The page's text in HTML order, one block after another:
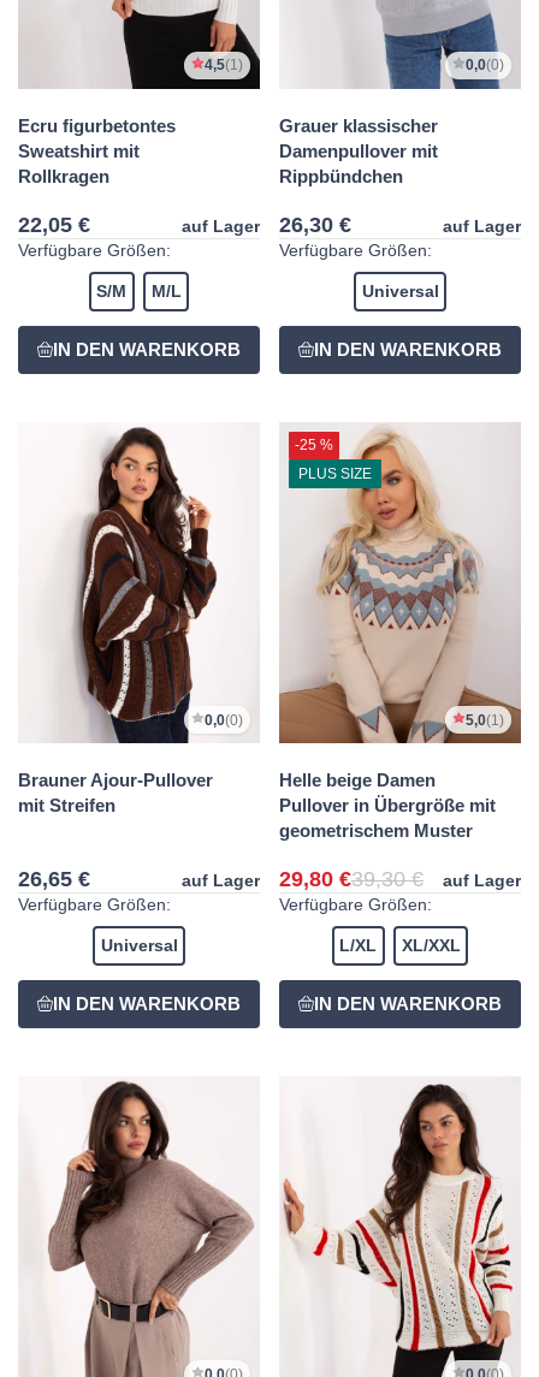
4,5(1)
Ecru figurbetontes
Sweatshirt mit
Rollkragen
22,05 €
auf Lager
Verfügbare Größen:
S/M M/L
0,0(0)
Grauer klassischer
Damenpullover mit
Rippbündchen
26,30 €
auf Lager
Verfügbare Größen:
Universal
0,0(0)
Brauner Ajour-Pullover
mit Streifen
26,65 €
auf Lager
Verfügbare Größen:
Universal
-25 %
PLUS SIZE
5,0(1)
Helle beige Damen
Pullover in Übergröße mit
geometrischem Muster
29,80 €39,30 €
auf Lager
Verfügbare Größen:
L/XL XL/XXL